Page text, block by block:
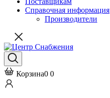
Справочная информация
Производители
Корзина0 0